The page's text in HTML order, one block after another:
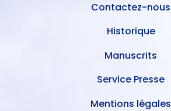
Contactez-nous
Historique
Manuscrits
Service Presse
Mentions légales